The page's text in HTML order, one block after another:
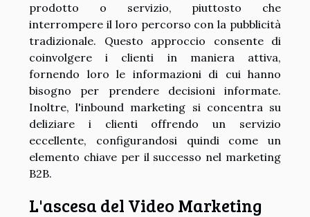
prodotto o servizio, piuttosto che
interrompere il loro percorso con la pubblicità
tradizionale. Questo approccio consente di
coinvolgere i clienti in maniera attiva,
fornendo loro le informazioni di cui hanno
bisogno per prendere decisioni informate.
Inoltre, l'inbound marketing si concentra su
deliziare i clienti offrendo un servizio
eccellente, configurandosi quindi come un
elemento chiave per il successo nel marketing
B2B.
L'ascesa del Video Marketing